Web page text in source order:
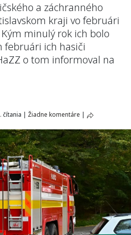
a záchranného
kraji vo februári
minulý rok ich bolo
februári ich hasiči
o tom informoval na
čítania | Žiadne komentáre |